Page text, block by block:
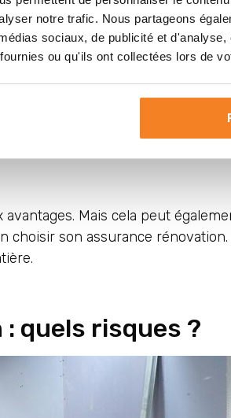
notre trafic. Nous partageons
sociaux, de publicité et
ou qu'ils ont collectées lors de
maison
maison doit couvrir
maison, étape par étape
de rénovation
rénovation maison
Mais cela peut
choisir son assurance
: quels risques ?